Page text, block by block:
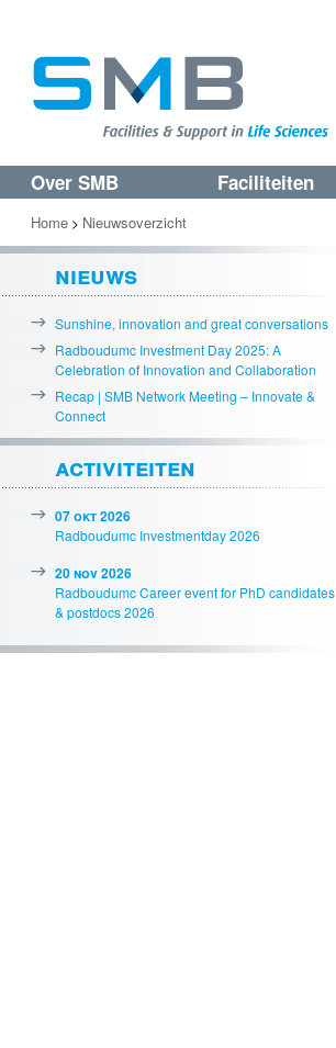
Spring
naar
de
primaire
inhoud
Spring
naar
de
secundaire
inhoud
Over SMB Faciliteiten
Home > Nieuwsoverzicht
nieuws
Sunshine, innovation and great conversations
Radboudumc Investment Day 2025: A
Celebration of Innovation and Collaboration
Recap | SMB Network Meeting – Innovate &
Connect
activiteiten
07 okt 2026
Radboudumc Investmentday 2026
20 nov 2026
Radboudumc Career event for PhD candidates
& postdocs 2026